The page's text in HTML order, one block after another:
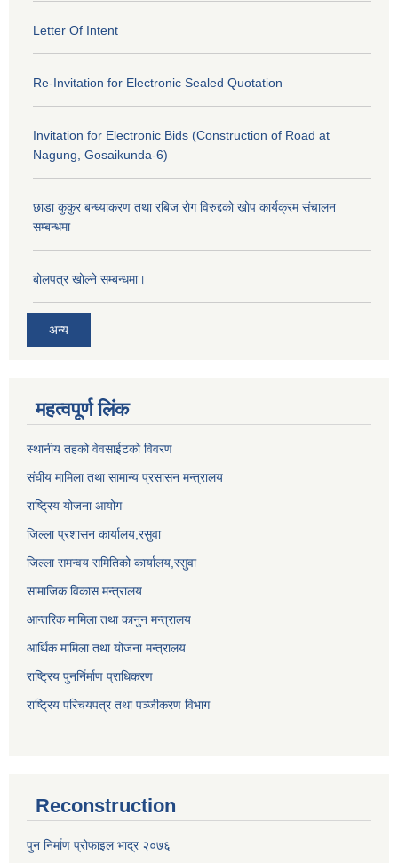
Letter Of Intent
Re-Invitation for Electronic Sealed Quotation
Invitation for Electronic Bids (Construction of Road at
Nagung, Gosaikunda-6)
छाडा कुकुर बन्ध्याकरण तथा रबिज रोग विरुद्दको खोप कार्यक्रम संचालन
सम्बन्धमा
बोलपत्र खोल्ने सम्बन्धमा।
अन्य
महत्वपूर्ण लिंक
स्थानीय तहको वेवसाईटको विवरण
संघीय मामिला तथा सामान्य प्रसासन मन्त्रालय
राष्ट्रिय योजना आयोग
जिल्ला प्रशासन कार्यालय, रसुवा
जिल्ला समन्वय समितिको कार्यालय, रसुवा
सामाजिक विकास मन्त्रालय
आन्तरिक मामिला तथा कानुन मन्त्रालय
आर्थिक मामिला तथा योजना मन्त्रालय
राष्ट्रिय पुनर्निर्माण प्राधिकरण
राष्ट्रिय परिचयपत्र तथा पञ्जीकरण विभाग
Reconstruction
पुन निर्माण प्रोफाइल भाद्र २०७६